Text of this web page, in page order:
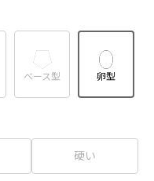
ベース型 卵型
硬い